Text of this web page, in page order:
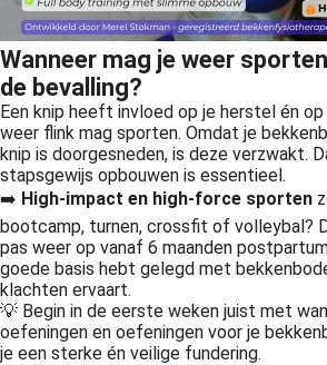
Wanneer mag je weer
de bevalling?
Een knip heeft invloed op je herstel én
weer flink mag sporten. Omdat je
knip is doorgesneden, is deze verzwakt.
stapsgewijs opbouwen is essentieel.
➡️ High-impact en high-force sporten
bootcamp, turnen, crossfit of volleybal?
pas weer op vanaf 6 maanden
goede basis hebt gelegd met
klachten ervaart.
💡 Begin in de eerste weken juist met
oefeningen en oefeningen voor je
je een sterke én veilige fundering.